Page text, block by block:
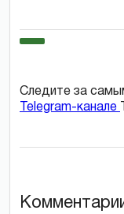
Следите за
Telegram-канале